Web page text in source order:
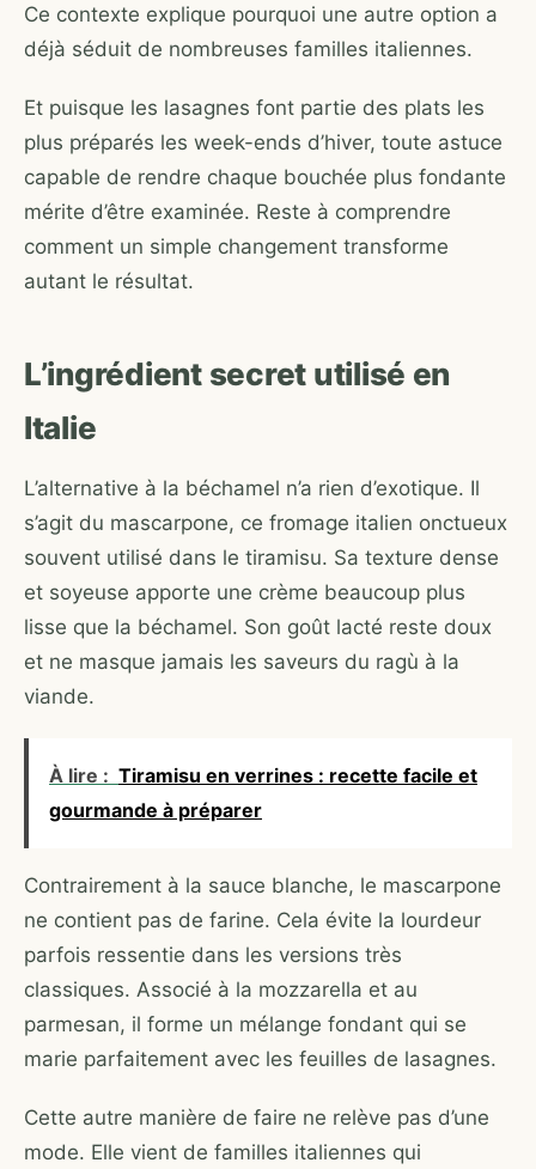
Ce contexte explique pourquoi une autre option a
déjà séduit de nombreuses familles italiennes.
Et puisque les lasagnes font partie des plats les
plus préparés les week-ends d’hiver, toute astuce
capable de rendre chaque bouchée plus fondante
mérite d’être examinée. Reste à comprendre
comment un simple changement transforme
autant le résultat.
L’ingrédient secret utilisé en
Italie
L’alternative à la béchamel n’a rien d’exotique. Il
s’agit du mascarpone, ce fromage italien onctueux
souvent utilisé dans le tiramisu. Sa texture dense
et soyeuse apporte une crème beaucoup plus
lisse que la béchamel. Son goût lacté reste doux
et ne masque jamais les saveurs du ragù à la
viande.
À lire : Tiramisu en verrines : recette facile et
gourmande à préparer
Contrairement à la sauce blanche, le mascarpone
ne contient pas de farine. Cela évite la lourdeur
parfois ressentie dans les versions très
classiques. Associé à la mozzarella et au
parmesan, il forme un mélange fondant qui se
marie parfaitement avec les feuilles de lasagnes.
Cette autre manière de faire ne relève pas d’une
mode. Elle vient de familles italiennes qui